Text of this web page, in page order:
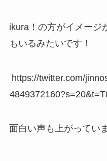
ikura！の方がイメージ
もいるみたいです！
https://twitter.com/
面白い声も上がってい